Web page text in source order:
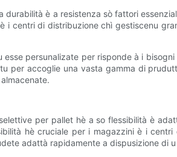
durabilità è a resistenza sò fattori
i centri di distribuzione chì gestiscenu
persunalizate per risponde à i
per accoglie una vasta gamma di
per pallet hè a so flessibilità è
hè cruciale per i magazzini è i
adattà rapidamente a dispusizione di